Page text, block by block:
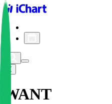
iChart logo
WANT